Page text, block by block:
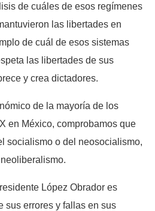
de cuáles de esos regímenes
las libertades en
de cuál de esos sistemas
las libertades de sus
y crea dictadores.
de la mayoría de los
en México, comprobamos que
socialismo o del neosocialismo,
López Obrador es
sus errores y fallas en sus